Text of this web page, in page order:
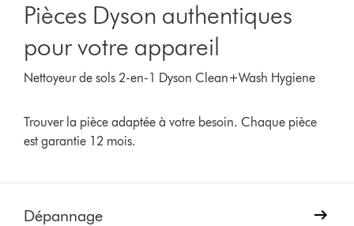
Pièces Dyson authentiques
pour votre appareil
Nettoyeur de sols 2-en-1 Dyson Clean+Wash Hygiene
Trouver la pièce adaptée à votre besoin. Chaque pièce
est garantie 12 mois.
Dépannage